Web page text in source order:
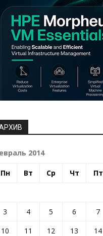
2014
Пн Вт Ср Чт Пт
3
4 5 6 7
10
11 12 13 14